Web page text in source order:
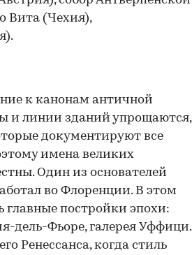
Вита (Чехия),
к канонам античной
и линии зданий упрощаются,
документируют все
имена великих
Один из основателей
во Флоренции. В этом
главные постройки эпохи:
дель-Фьоре, галерея Уффици.
Ренессанса, когда стиль